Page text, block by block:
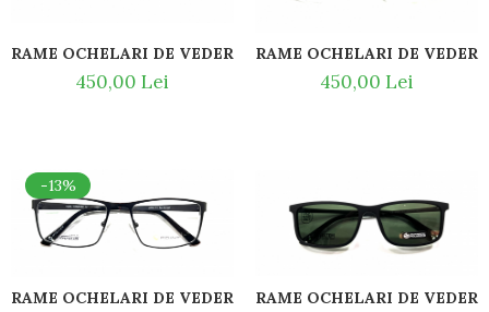
RAME OCHELARI DE VEDERE DIN TITAN POINT 4200 C3 "
450,00 Lei
RAME OCHELARI DE
450,00 Lei
-13%
RAME OCHELARI DE VEDERE DIN TITAN POINT 4209 C1
RAME OCHELARI DE